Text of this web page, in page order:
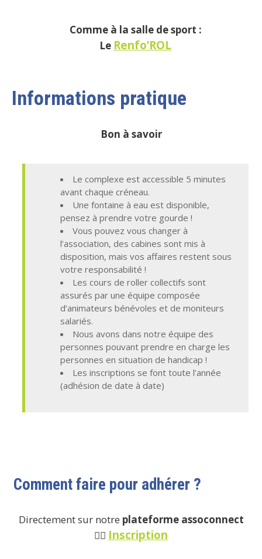
Comme à la salle de sport :
Le Renfo’ROL
Informations pratique
Bon à savoir
Le complexe est accessible 5 minutes
avant chaque créneau.
Une fontaine à eau est disponible,
pensez à prendre votre gourde !
Vous pouvez vous changer à
l’association, des cabines sont mis à
disposition, mais vos affaires restent sous
votre responsabilité !
Les cours de roller collectifs sont
assurés par une équipe composée
d’animateurs bénévoles et de moniteurs
salariés.
Nous avons dans notre équipe des
personnes pouvant prendre en charge les
personnes en situation de handicap !
Les inscriptions se font toute l’année
(adhésion de date à date)
Comment faire pour adhérer ?
Directement sur notre plateforme assoconnect
👉🏼 Inscription